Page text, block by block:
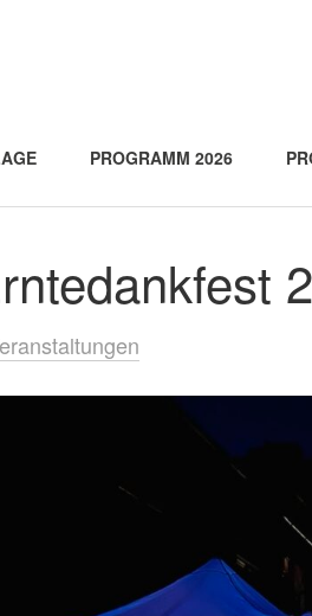
PROGRAMM 2026